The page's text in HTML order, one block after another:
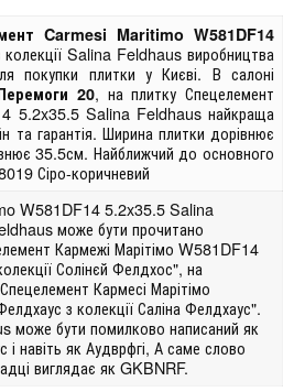
Carmesi Maritimo W581DF14
Salina Feldhaus виробництва
покупки плитки у Києві. В салоні
20, на плитку Спецелемент
5.2x35.5 Salina Feldhaus найкраща
та гарантія. Ширина плитки дорівнює
35.5см. Найближчий до основного
Сіро-коричневий
W581DF14 5.2x35.5 Salina
може бути прочитано
Кармежі Марітімо W581DF14
Солінєй Фелдхос", на
Кармесі Марітімо
з колекції Саліна Фелдхаус".
може бути помилково написаний як
навіть як Аудврфгі, А саме слово
виглядає як GKBNRF.